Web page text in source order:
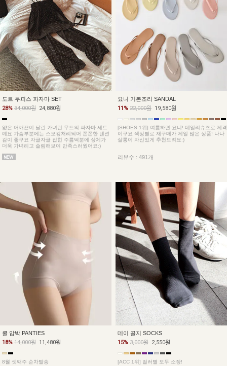
도트 투피스 파자마 SET
28% 34,000원 24,880원
얇은 어깨끈이 달린 가녀린 무드의 파자마 세트
예요 가슴부분에는 스모킹처리되어 쫀쫀한 텐션
감이 좋구요 자글자글 잡힌 주름덕분에 상체가
더욱 가녀리고 슬림해보여 만족스러웠어요:)
요니 기본조리 SANDAL
11% 22,000원 19,580원
[SHOES 1위] 여름하면 요니! 데일리슈즈로 제격
이구요 색상별로 재구매가 제일 많은 상품! 나나
살롱이 자신있게 추천드려요:)
리뷰수 : 491개
쿨 압박 PANTIES
18% 14,000원 11,480원
8월 셋째주 순차발송
데이 골지 SOCKS
15% 3,000원 2,550원
[ACC 1위] 컬러별 모두 소장!